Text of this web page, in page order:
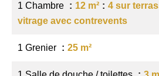
1 Chambre 12 m²
4 sur
vitrage avec contrevents
1 Grenier 25 m²